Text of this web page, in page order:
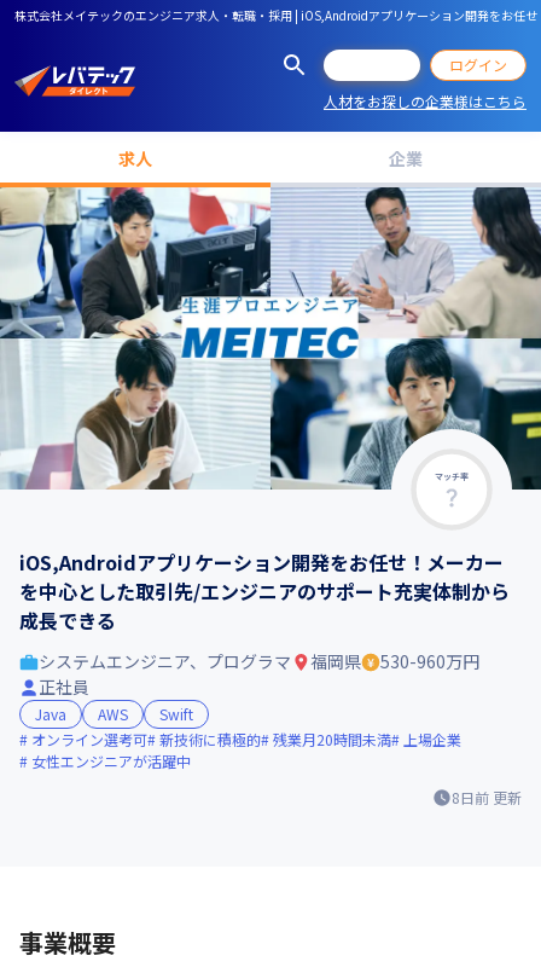
株式会社メイテックのエンジニア求人・転職・採用 | iOS,Androidアプリケーション開発をお任
ログイン
人材をお探しの企業様はこちら
求人 企業
マッチ率
iOS,Androidアプリケーション開発をお任せ！メーカー
を中心とした取引先/エンジニアのサポート充実体制から
成長できる
8日前 更新
システムエンジニア、プログラマ 福岡県
530-960万円
正社員
Java AWS
Swift
オンライン選考可 新技術に積極的 残業月20時間未満
上場企業
女性エンジニアが活躍中
事業概要